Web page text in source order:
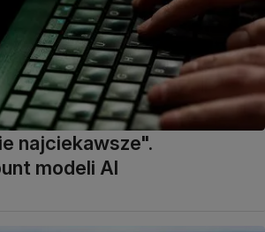
najciekawsze".
modeli AI